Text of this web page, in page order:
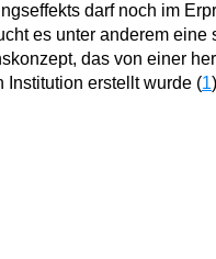
darf noch im
es unter anderem
das von einer
Institution erstellt wurde (1